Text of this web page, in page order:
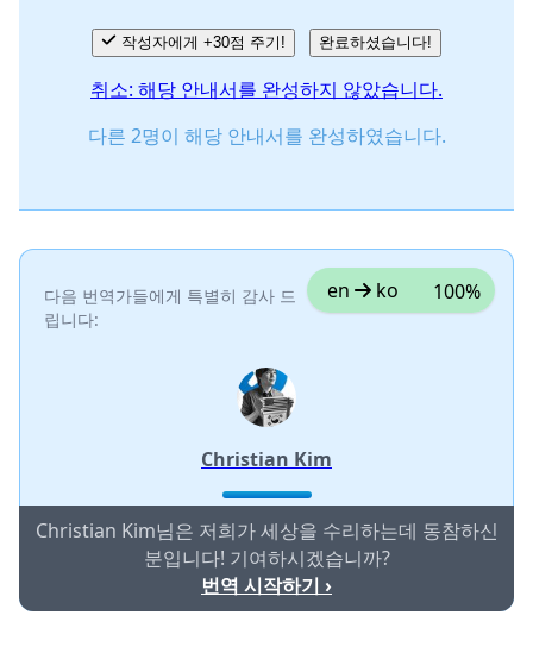
작성자에게 +30점 주기! 완료하셨습니다!
취소: 해당 안내서를 완성하지 않았습니다.
다른 2명이 해당 안내서를 완성하였습니다.
다음 번역가들에게 특별히 감사 드
립니다:
en ko 100%
Christian Kim
Christian Kim님은 저희가 세상을 수리하는데 동참하신
분입니다! 기여하시겠습니까?
번역 시작하기 ›